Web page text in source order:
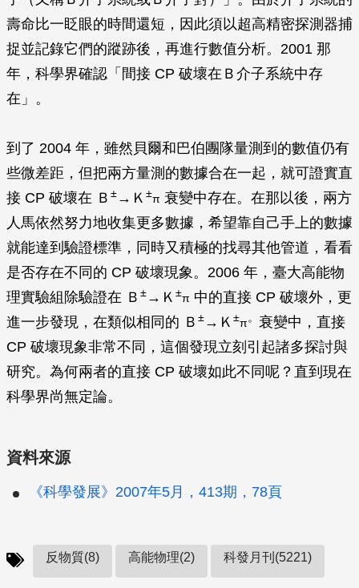
壽命比一眨眼的時間還短，因此須以超高精密探測器捕
捉並記錄它們的蹤跡後，再進行數值分析。2001 那
年，科學界確認「間接 CP 破壞在Ｂ介子系統中存
在」。
到了 2004 年，雖然貝爾和巴伯團隊量測到的數值仍有
些微差距，但把兩方量測的數據合在一起，就可證實直
接 CP 破壞在 Ｂ ± →Ｋ ±π 衰變中存在。在那以後，兩方
人馬依然努力地收集更多數據，希望靠自己手上的數據
就能達到驗證標準，同時又積極的找尋其他管道，看看
是否存在不同的 CP 破壞現象。2006 年，臺大高能物
理實驗組除驗證在 Ｂ ± →Ｋ ±π 中的直接 CP 破壞外，更
進一步發現，在類似相同的 Ｂ ± →Ｋ ±π。 衰變中，直接
CP 破壞現象非常不同，這個發現立刻引起諸多探討與
研究。為何兩者的直接 CP 破壞如此不同呢？直到現在
科學界尚無定論。
資料來源
《科學發展》2007年5月，413期，78頁
反物質(8) 高能物理(2) 科發月刊(5221)